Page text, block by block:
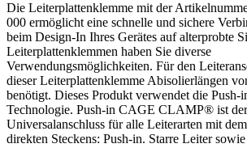
Die Leiterplattenklemme mit der
000 ermöglicht eine schnelle und sichere
beim Design-In Ihres Gerätes auf alterprobte
Leiterplattenklemmen haben Sie diverse
Verwendungsmöglichkeiten. Für den
dieser Leiterplattenklemme Abisolierlängen
benötigt. Dieses Produkt verwendet die
Technologie. Push-in CAGE CLAMP® ist
Universalanschluss für alle Leiterarten mit
direkten Steckens: Push-in. Starre Leiter